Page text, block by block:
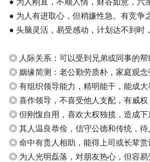
● 为人刚直，不顺人情，财谷如意，六
● 为人有进取心，但稍嫌性急。有竞争
● 头脑灵活，易受感动，计划达不到时
◎ 人际关系：可以受到兄弟或同事的帮
◎ 姻缘简测：老公勤劳质朴，家庭观念
◎ 有组织领导能力，精明能干，能成大
◎ 喜作领导，不喜受他人支配，有威权
◎ 但刚愎自用，喜欢大权独揽，造成下
◎ 其人温良恭俭，信守公德和传统，待
◎ 命中有贵人相助，能得上司或长辈赏
◎ 为人光明磊落，对朋友热心，但容易